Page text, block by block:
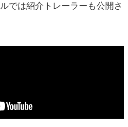
では紹介トレーラーも公開さ